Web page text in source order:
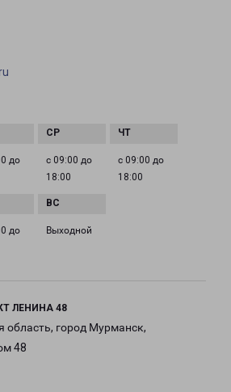
до
с 09:00 до
18:00
с 09:00 до
18:00
до
Выходной
ЛЕНИНА 48
область, город Мурманск,
48